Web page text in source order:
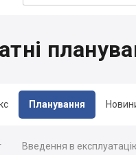
Планування
Введення в